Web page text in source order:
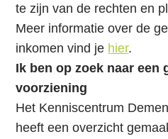
te zijn van de rechten en
Meer informatie over de
inkomen vind je hier.
Ik ben op zoek naar een
voorziening
Het Kenniscentrum
heeft een overzicht